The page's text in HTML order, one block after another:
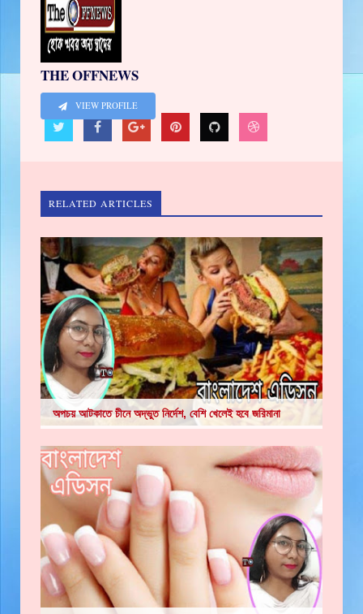
THE OFFNEWS
VIEW PROFILE
RELATED ARTICLES
অপচয় আটকাতে চীনে অদ্ভুত নির্দেশ, বেশি খেলেই হবে জরিমানা